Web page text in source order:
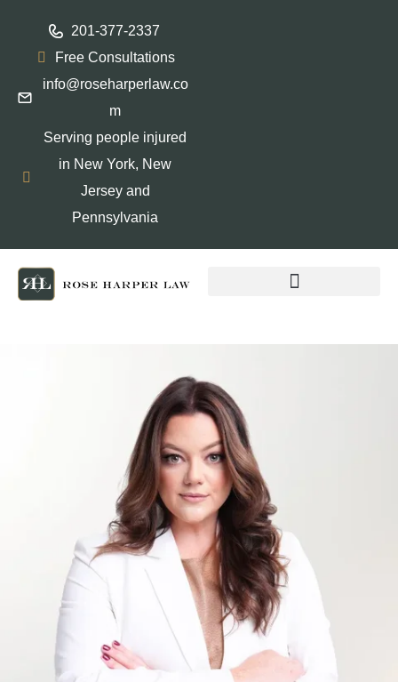
201-377-2337
Free Consultations
info@roseharperlaw.co
m
Serving people injured
in New York, New
Jersey and
Pennsylvania